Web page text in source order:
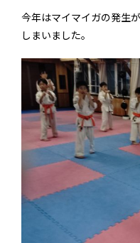
今年はマイマイガの発生
しまいました。